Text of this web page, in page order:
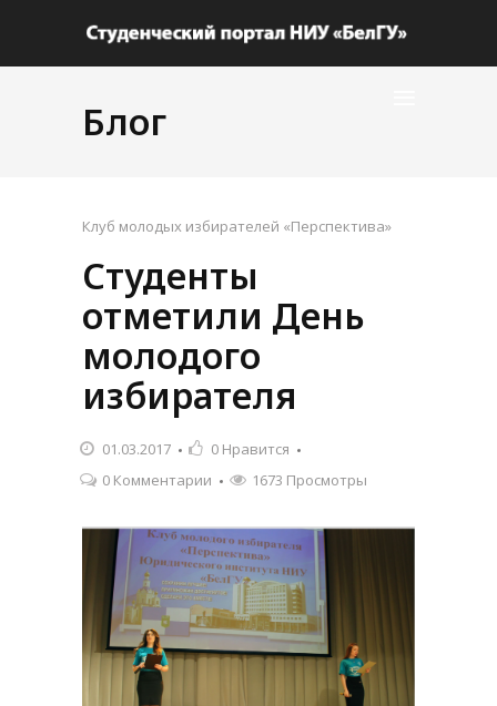
Блог
Клуб молодых избирателей «Перспектива»
Студенты
отметили День
молодого
избирателя
01.03.2017 0 Нравится
0 Комментарии
1673 Просмотры